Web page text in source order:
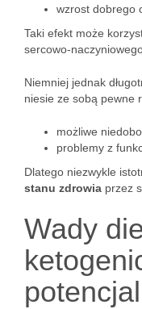
wzrost dobrego
Taki efekt może
sercowo-
Niemniej jednak
niesie ze sobą pewne
możliwe
problemy z
Dlatego niezwykle
stanu zdrowia przez
Wady